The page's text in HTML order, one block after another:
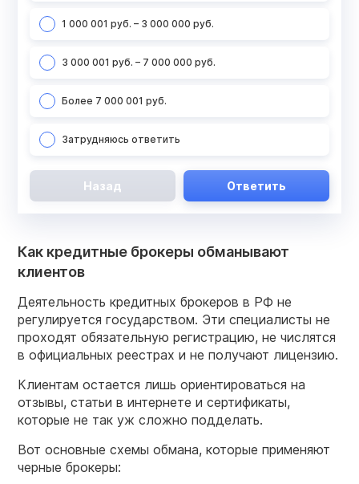
1 000 001 руб. – 3 000 000 руб.
3 000 001 руб. – 7 000 000 руб.
Более 7 000 001 руб.
Затрудняюсь ответить
Назад Ответить
Как кредитные брокеры обманывают
клиентов
Деятельность кредитных брокеров в РФ не
регулируется государством. Эти специалисты не
проходят обязательную регистрацию, не числятся
в официальных реестрах и не получают лицензию.
Клиентам остается лишь ориентироваться на
отзывы, статьи в интернете и сертификаты,
которые не так уж сложно подделать.
Вот основные схемы обмана, которые применяют
‎черные брокеры: